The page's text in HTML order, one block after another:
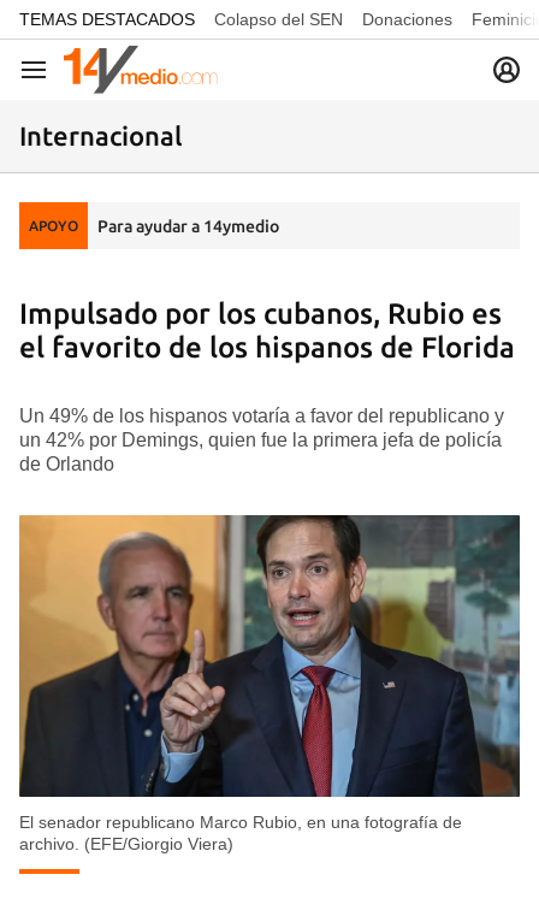
common.go-to-content
TEMAS DESTACADOS Colapso del SEN Donaciones
Navegación
Internacional
APOYO Para ayudar a 14ymedio
Impulsado por los cubanos, Rubio es
el favorito de los hispanos de Florida
Un 49% de los hispanos votaría a favor del republicano y
un 42% por Demings, quien fue la primera jefa de policía
de Orlando
El senador republicano Marco Rubio, en una fotografía de
archivo. (EFE/Giorgio Viera)